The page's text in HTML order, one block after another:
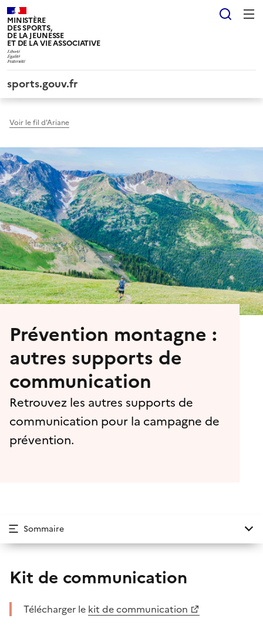
MINISTÈRE
DES SPORTS,
DE LA JEUNESSE
ET DE LA VIE ASSOCIATIVE
sports.gouv.fr
Voir le fil d'Ariane
Prévention montagne :
autres supports de
communication
Retrouvez les autres supports de
communication pour la campagne de
prévention.
Sommaire
Kit de communication
Télécharger le kit de communication
Panneau de gestion des cookies tarteaucitron